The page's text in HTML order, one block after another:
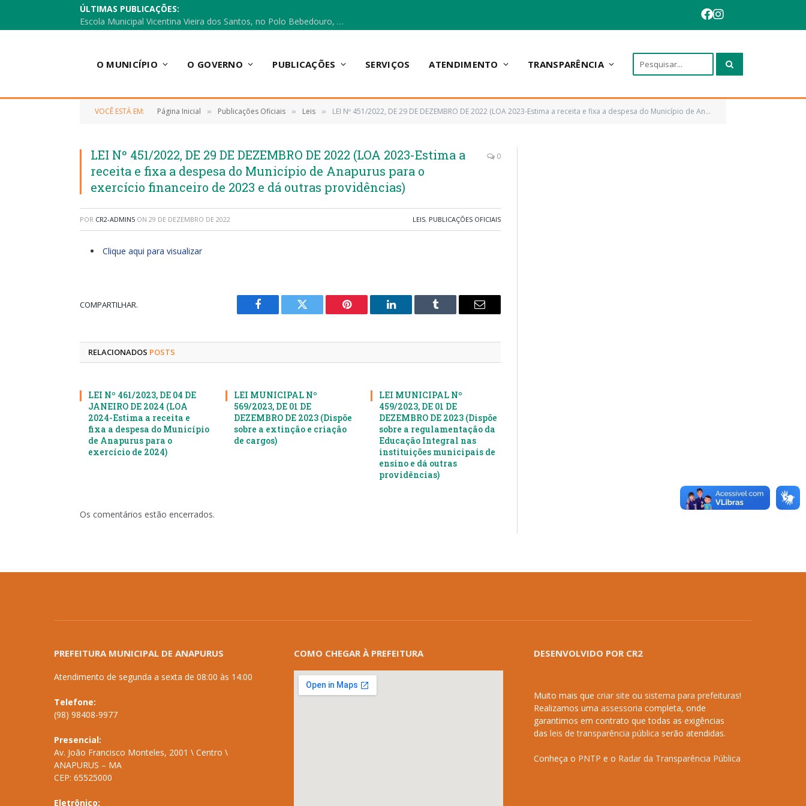
ÚLTIMAS PUBLICAÇÕES:
Escola Municipal Vicentina Vieira dos Santos, no Polo Bebedouro, recebeu materiais para a implantação do Cantinho da Leitura e da Sala Multidisciplinar.
O MUNICÍPIO O GOVERNO PUBLICAÇÕES SERVIÇOS ATENDIMENTO TRANSPARÊNCIA
VOCÊ ESTÁ EM: Página Inicial » Publicações Oficiais » Leis » LEI Nº 451/2022, DE 29 DE DEZEMBRO DE 2022 (LOA 2023-Estima a receita e fixa a despesa do Município de Anapurus para o exercício financeiro de 2023 e dá outras providências)
LEI Nº 451/2022, DE 29 DE DEZEMBRO DE 2022 (LOA 2023-Estima a
receita e fixa a despesa do Município de Anapurus para o
exercício financeiro de 2023 e dá outras providências)
0
POR CR2-ADMIN5 ON 29 DE DEZEMBRO DE 2022 LEIS, PUBLICAÇÕES OFICIAIS
Clique aqui para visualizar
COMPARTILHAR.
Facebook Twitter Pinterest LinkedIn Tumblr
E-
RELACIONADOS POSTS
LEI Nº 461/2023, DE 04 DE
JANEIRO DE 2024 (LOA
2024-Estima a receita e
fixa a despesa do Município
de Anapurus para o
exercício de 2024)
LEI MUNICIPAL Nº
569/2023, DE 01 DE
DEZEMBRO DE 2023 (Dispõe
sobre a extinção e criação
de cargos)
LEI MUNICIPAL Nº
459/2023, DE 01 DE
DEZEMBRO DE 2023 (Dispõe
sobre a regulamentação da
Educação Integral nas
instituições municipais de
ensino e dá outras
providências)
Os comentários estão encerrados.
PREFEITURA MUNICIPAL DE ANAPURUS
Atendimento de segunda a sexta de 08:00 às 14:00
Telefone:
(98) 98408-9977
Presencial:
Av. João Francisco Monteles, 2001 \ Centro \
ANAPURUS – MA
CEP: 65525000
Eletrônico:
COMO CHEGAR À PREFEITURA DESENVOLVIDO POR CR2
Muito mais que criar site ou sistema para prefeituras!
Realizamos uma assessoria completa, onde
garantimos em contrato que todas as exigências
das leis de transparência pública serão atendidas.
Conheça o PNTP e o Radar da Transparência Pública